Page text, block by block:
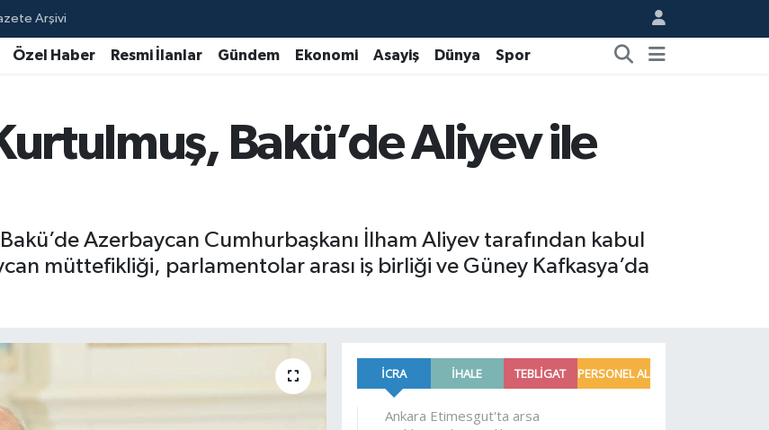
Arşivi
Özel Haber Resmi İlanlar Gündem Ekonomi Asayiş Dünya Spor
Bakü’de Aliyev ile
Azerbaycan Cumhurbaşkanı İlham Aliyev tarafından kabul
müttefikliği, parlamentolar arası iş birliği ve Güney Kafkasya’da